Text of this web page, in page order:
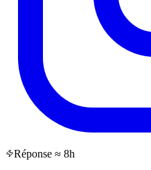
Réponse ≈ 8h